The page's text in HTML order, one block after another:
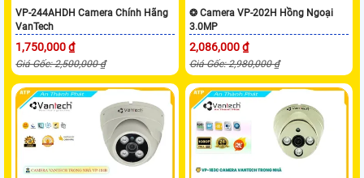
VP-244AHDH Camera Chính Hãng
VanTech
1,750,000 ₫
Giá Gốc: 2,500,000 ₫
❂ Camera VP-202H Hồng Ngoại
3.0MP
2,086,000 ₫
Giá Gốc: 2,980,000 ₫